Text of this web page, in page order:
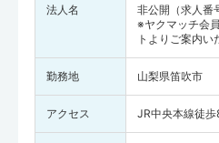
法人名
非公開（求人番
※ヤクマッチ会
トよりご案内い
勤務地 山梨県笛吹市
アクセス JR中央本線徒歩